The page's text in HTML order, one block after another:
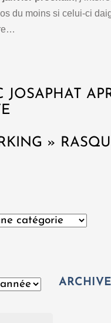
du moins si celui-ci
JOSAPHAT
»